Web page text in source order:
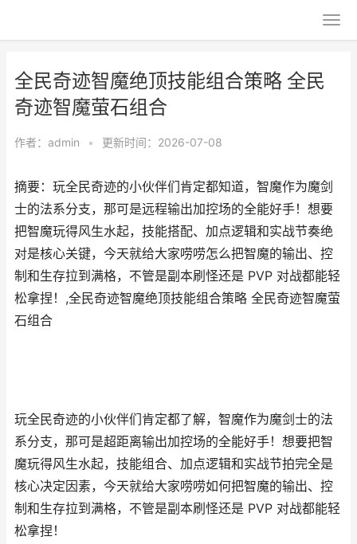
全民奇迹智魔绝顶技能组合策略 全民
奇迹智魔萤石组合
作者： admin • 更新时间：2026-07-08
摘要：玩全民奇迹的小伙伴们肯定都知道，智魔作为魔剑
士的法系分支，那可是远程输出加控场的全能好手！想要
把智魔玩得风生水起，技能搭配、加点逻辑和实战节奏绝
对是核心关键，今天就给大家唠唠怎么把智魔的输出、控
制和生存拉到满格，不管是副本刷怪还是 PVP 对战都能轻
松拿捏！,全民奇迹智魔绝顶技能组合策略 全民奇迹智魔萤
石组合
玩全民奇迹的小伙伴们肯定都了解，智魔作为魔剑士的法
系分支，那可是超距离输出加控场的全能好手！想要把智
魔玩得风生水起，技能组合、加点逻辑和实战节拍完全是
核心决定因素，今天就给大家唠唠如何把智魔的输出、控
制和生存拉到满格，不管是副本刷怪还是 PVP 对战都能轻
松拿捏！